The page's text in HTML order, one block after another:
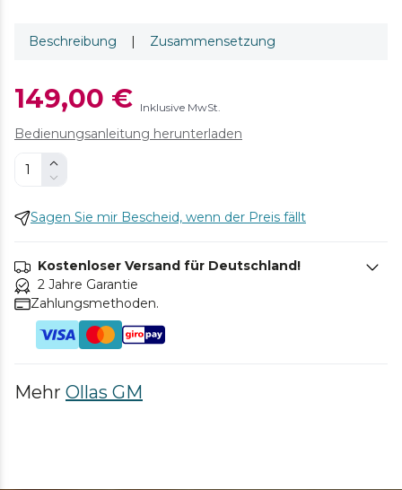
Beschreibung | Zusammensetzung
149,00 € Inklusive MwSt.
Bedienungsanleitung herunterladen
Sagen Sie mir Bescheid, wenn der Preis fällt
Kostenloser Versand für Deutschland!
2 Jahre Garantie
Zahlungsmethoden.
Mehr Ollas GM